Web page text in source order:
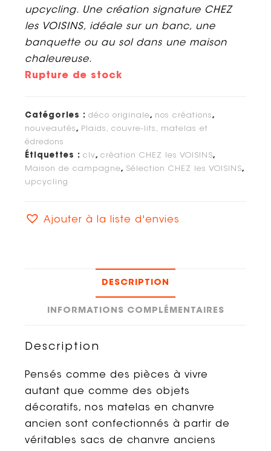
upcycling. Une création signature CHEZ
les VOISINS, idéale sur un banc, une
banquette ou au sol dans une maison
chaleureuse.
Rupture de stock
Catégories :déco originale, nos créations,
nouveautés, Plaids, couvre-lits, matelas et
édredons
Étiquettes :clv,création CHEZ les VOISINS,
Maison de campagne, Sélection CHEZ les VOISINS,
upcycling
Ajouter à la liste d'envies
DESCRIPTION
INFORMATIONS COMPLÉMENTAIRES
Description
Pensés comme des pièces à vivre
autant que comme des objets
décoratifs, nos matelas en chanvre
ancien sont confectionnés à partir de
véritables sacs de chanvre anciens